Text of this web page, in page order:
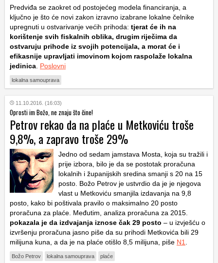
Predviđa se zaokret od postojećeg modela financiranja, a
ključno je što će novi zakon izravno izabrane lokalne čelnike
upregnuti u ostvarivanje većih prihoda: tjerat će ih na
korištenje svih fiskalnih oblika, drugim riječima da
ostvaruju prihode iz svojih potencijala, a morat će i
efikasnije upravljati imovinom kojom raspolaže lokalna
jedinica Poslovni
lokalna samouprava
11.10.2016. (16:03)
Oprosti im Božo, ne znaju što čine!
Petrov rekao da na plaće u Metkoviću troše
9,8%, a zapravo troše 29%
Jedno od sedam jamstava Mosta, koja su tražili i
prije izbora, bilo je da se postotak proračuna
lokalnih i županijskih sredina smanji s 20 na 15
posto. Božo Petrov je ustvrdio da je je njegova
vlast u Metkoviću smanjila izdavanja na 9,8
posto, kako bi poštivala pravilo o maksimalno 20 posto
proračuna za plaće. Međutim, analiza proračuna za 2015.
pokazala je da izdvajanja iznose čak 29 posto – u izvješću o
izvršenju proračuna jasno piše da su prihodi Metkovića bili 29
milijuna kuna, a da je na plaće otišlo 8,5 milijuna, piše N1
Božo Petrov lokalna samouprava plaće